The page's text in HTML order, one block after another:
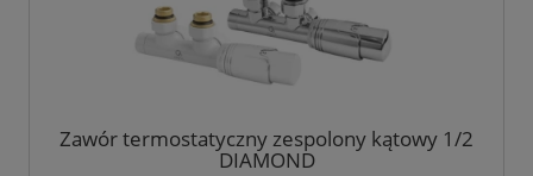
Zawór termostatyczny zespolony kątowy 1/2
DIAMOND